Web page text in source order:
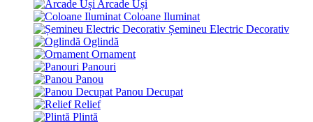
Arcade Uși
Coloane Iluminat
Șemineu Electric Decorativ
Oglindă
Ornament
Panouri
Panou
Panou Decupat
Relief
Plintă